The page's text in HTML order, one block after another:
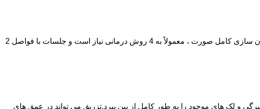
مزوتراپی یک روش کاملاً سفارشی است و تعداد جلسات مورد نیاز می تواند از موارد به مورد دیگر متفاوت باشد.در صورت جوان سازی کامل صورت ، معمولاً به 4 روش درمانی نیاز است و جلسات با فواصل 2
و لک های موجود را به طور کامل از بین ببرد.تزریق می تواند در عمق های